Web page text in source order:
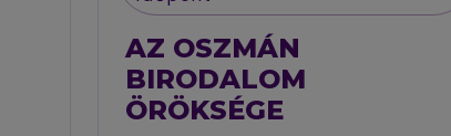
AZ OSZMÁN
BIRODALOM
ÖRÖKSÉGE